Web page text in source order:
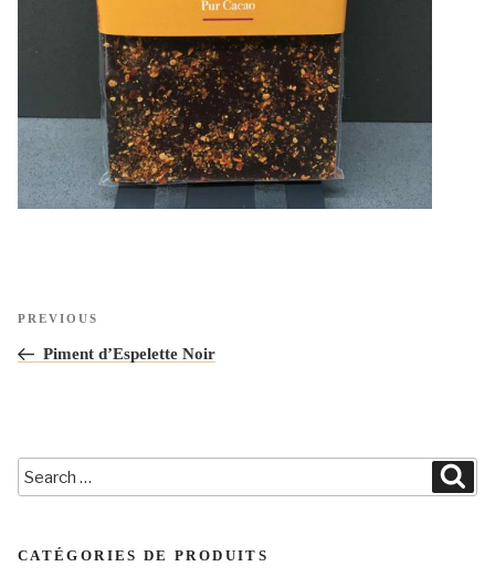
l’article
Previous
Post
PREVIOUS
Piment d’Espelette Noir
Search
for:
CATÉGORIES DE PRODUITS